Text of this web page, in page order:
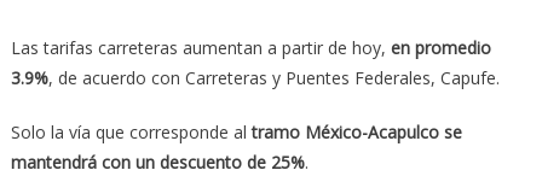
Las tarifas carreteras aumentan a partir de hoy, en promedio
3.9%, de acuerdo con Carreteras y Puentes Federales, Capufe.
Solo la vía que corresponde altramo México-Acapulco se
mantendrá con un descuento de 25%.